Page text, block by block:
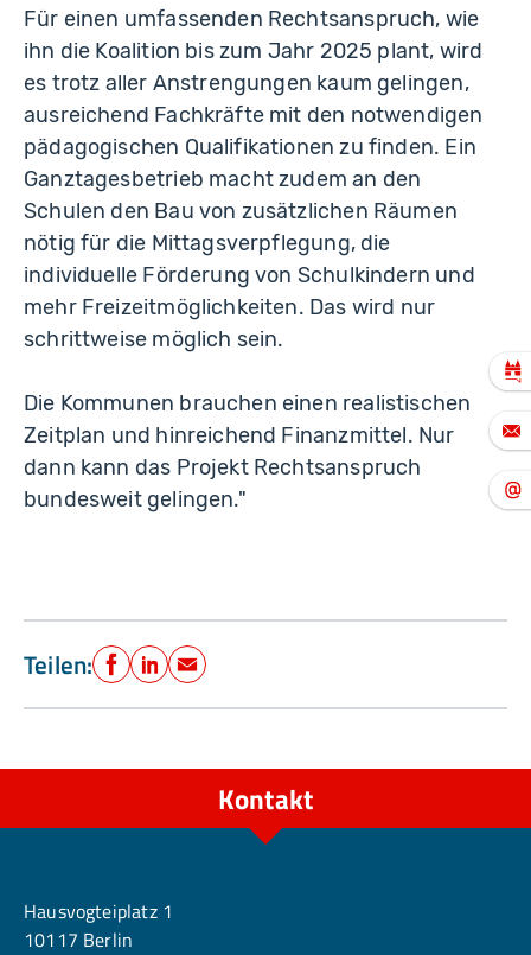
Für einen umfassenden Rechtsanspruch, wie
ihn die Koalition bis zum Jahr 2025 plant, wird
es trotz aller Anstrengungen kaum gelingen,
ausreichend Fachkräfte mit den notwendigen
pädagogischen Qualifikationen zu finden. Ein
Ganztagesbetrieb macht zudem an den
Schulen den Bau von zusätzlichen Räumen
nötig für die Mittagsverpflegung, die
individuelle Förderung von Schulkindern und
mehr Freizeitmöglichkeiten. Das wird nur
schrittweise möglich sein.
Die Kommunen brauchen einen realistischen
Zeitplan und hinreichend Finanzmittel. Nur
dann kann das Projekt Rechtsanspruch
bundesweit gelingen."
Teilen: Facebook
LinkedIn
E-Mail
Kontakt
Hausvogteiplatz 1
10117 Berlin